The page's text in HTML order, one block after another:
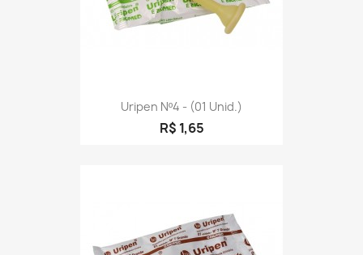
Uripen Nº4 - (01 Unid.)
R$ 1,65